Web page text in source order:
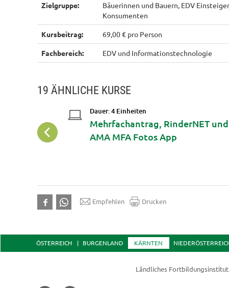
Zielgruppe:
Bäuerinnen und Bauern, EDV
Konsumenten
Kursbeitrag: 69,00 € pro Person
Fachbereich: EDV und Informationstechnologie
19 ÄHNLICHE KURSE
DIY
Dauer: 4 Einheiten
Mehrfachantrag, RinderNET und
AMA MFA Fotos App
Empfehlen Drucken
ÖSTERREICH BURGENLAND KÄRNTEN
Ländliches